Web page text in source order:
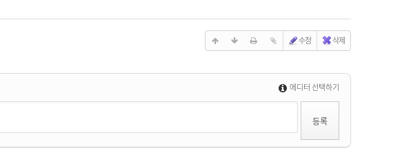
수정 삭제
에디터 선택하기